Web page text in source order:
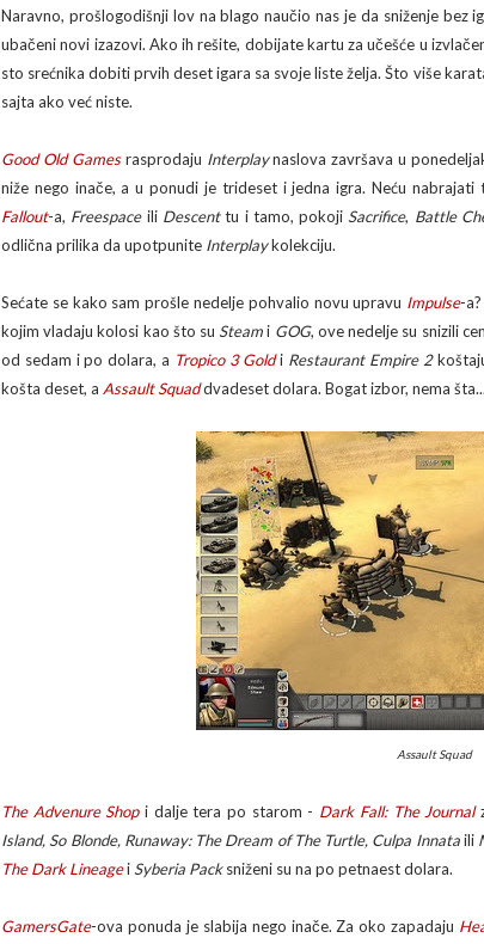
Naravno, prošlogodišnji lov na blago naučio nas je da sniženje bez
ubačeni novi izazovi. Ako ih rešite, dobijate kartu za učešće u
sto srećnika dobiti prvih deset igara sa svoje liste želja. Što više
sajta ako već niste.
Good Old Gamesrasprodaju Interplaynaslova završava u
niže nego inače, a u ponudi je trideset i jedna igra. Neću
Fallout-a, Freespaceili Descenttu i tamo, pokoji Sacrifice, Battle
odlična prilika da upotpunite Interplaykolekciju.
Sećate se kako sam prošle nedelje pohvalio novu upravu Impulse-
kojim vladaju kolosi kao što su Steami GOG, ove nedelje su snizili
od sedam i po dolara, a Tropico 3 Goldi Restaurant Empire 2
košta deset, a Assault Squaddvadeset dolara. Bogat izbor, nema šta...
Assault Squad
The Advenure Shopi dalje tera po starom - Dark Fall: The Journal
Island, So Blonde, Runaway: The Dream of The Turtle, Culpa Innataili
The Dark Lineagei Syberia Packsniženi su na po petnaest dolara.
GamersGate-ova ponuda je slabija nego inače. Za oko zapadaju